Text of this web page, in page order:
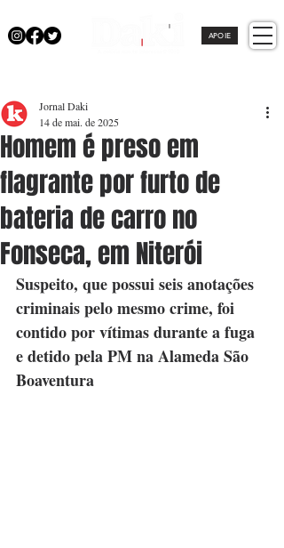
APOIE
Homem é preso em
flagrante por furto de
bateria de carro no
Fonseca, em Niterói
Jornal Daki
14 de mai. de 2025
Suspeito, que possui seis anotações
criminais pelo mesmo crime, foi
contido por vítimas durante a fuga
e detido pela PM na Alameda São
Boaventura